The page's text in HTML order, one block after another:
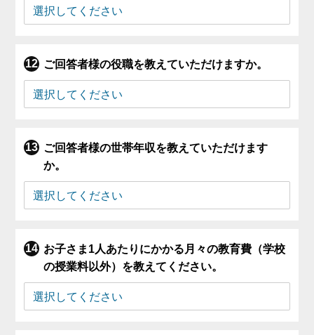
ご回答者様の役職を教えていただけますか。
ご回答者様の世帯年収を教えていただけます
か。
お子さま1人あたりにかかる月々の教育費（学校
の授業料以外）を教えてください。